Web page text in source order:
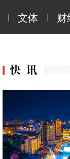
| 文体 | 财
保障生态环境
上半年我国机
党史主题系列